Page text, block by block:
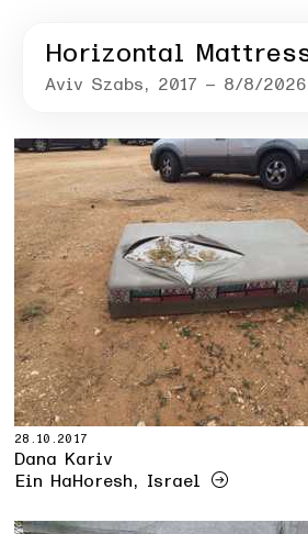
Horizontal
Aviv Szabs, 2017 – 8/8/2026
28.10.2017
Dana Kariv
Ein HaHoresh, Israel